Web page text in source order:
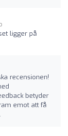
ligger på
recensionen!
betyder
emot att få